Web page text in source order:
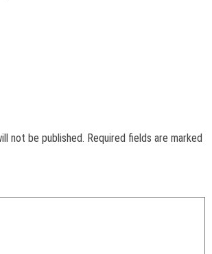
not be published. Required fields are marked